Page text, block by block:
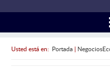
Usted está en: Portada|